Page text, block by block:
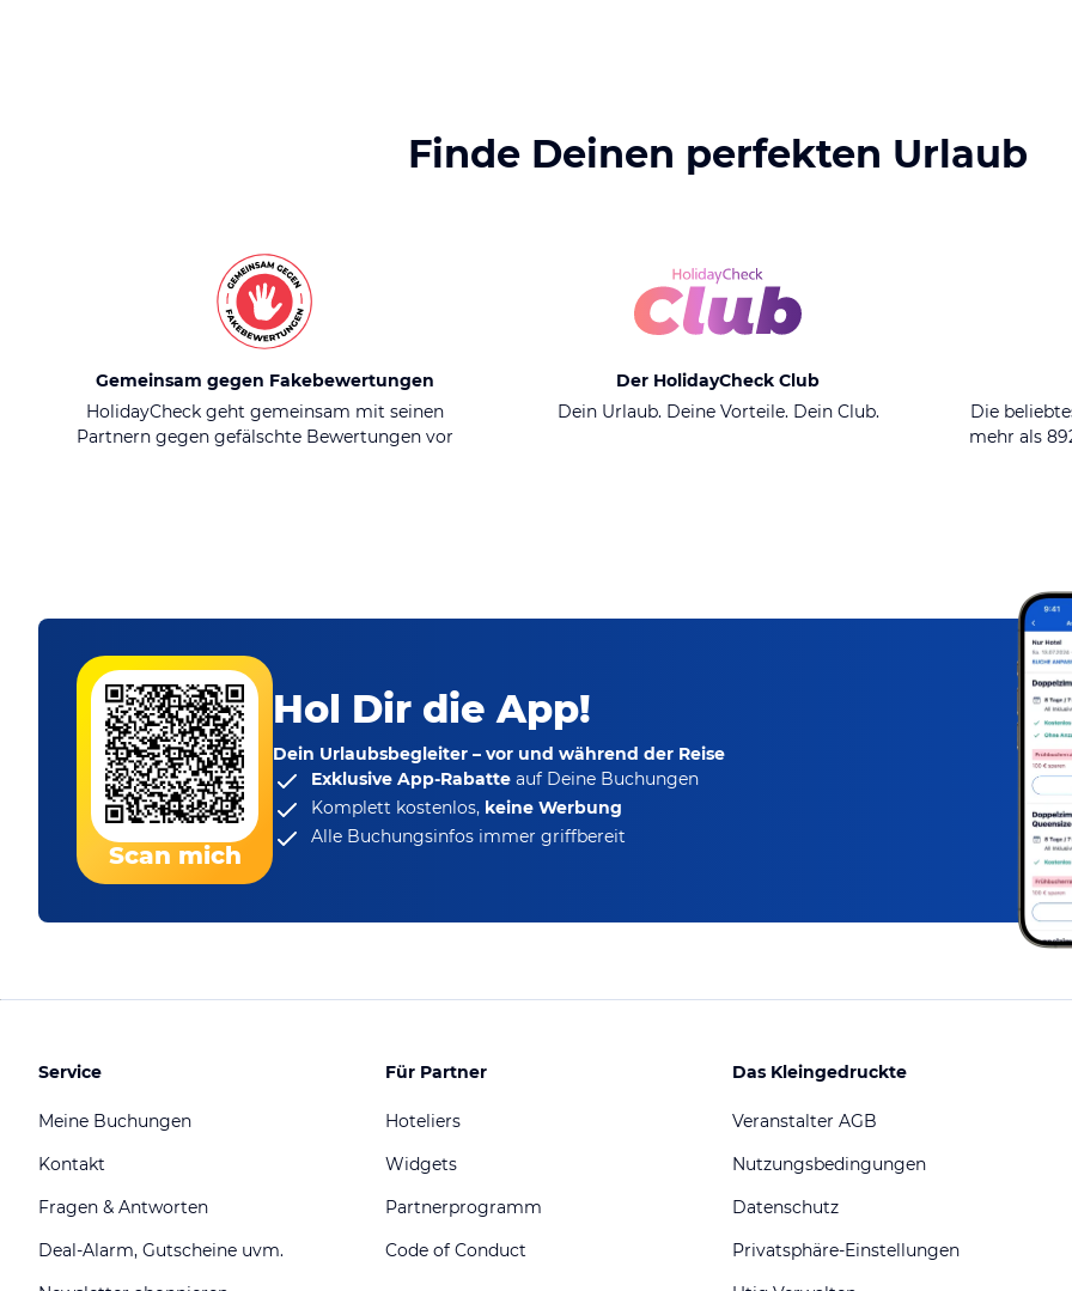
Finde Deinen perfekten Urlaub
Gemeinsam gegen Fakebewertungen
HolidayCheck geht gemeinsam mit seinen
Partnern gegen gefälschte Bewertungen vor
Der HolidayCheck Club
Dein Urlaub. Deine Vorteile. Dein Club.
Die
mehr als
Scan mich
Hol Dir die App!
Dein Urlaubsbegleiter – vor und während der Reise
Exklusive App-Rabatte auf Deine Buchungen
Komplett kostenlos, keine Werbung
Alle Buchungsinfos immer griffbereit
Service
Meine Buchungen
Kontakt
Fragen & Antworten
Deal-Alarm, Gutscheine uvm.
Für Partner
Hoteliers
Widgets
Partnerprogramm
Code of Conduct
Das Kleingedruckte
Veranstalter AGB
Nutzungsbedingungen
Datenschutz
Privatsphäre-Einstellungen